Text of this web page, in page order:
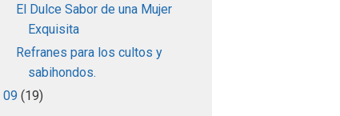
El Dulce Sabor de una Mujer
Exquisita
Refranes para los cultos y
sabihondos.
09 (19)